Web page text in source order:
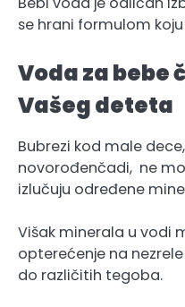
se hrani formulom
Voda za bebe
Vašeg deteta
Bubrezi kod male
novorođenčadi, ne
izlučuju određene
Višak minerala u vodi
opterećenje na
do različitih tegoba.